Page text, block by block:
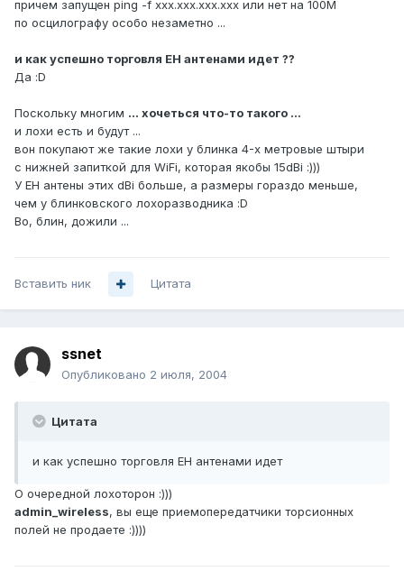
причем запущен ping -f xxx.xxx.xxx.xxx или нет на 100M
по осцилографу особо незаметно ...
и как успешно торговля ЕН антенами идет ??
Да :D
Поскольку многим ... хочеться что-то такого ...
и лохи есть и будут ...
вон покупают же такие лохи у блинка 4-х метровые штыри
с нижней запиткой для WiFi, которая якобы 15dBi :)))
У ЕН антены этих dBi больше, а размеры гораздо меньше,
чем у блинковского лохоразводника :D
Во, блин, дожили ...
Вставить ник Цитата
ssnet
Опубликовано 2 июля, 2004
Цитата
и как успешно торговля ЕН антенами идет
О очередной лохоторон :)))
admin_wireless, вы еще приемопередатчики торсионных
полей не продаете :))))